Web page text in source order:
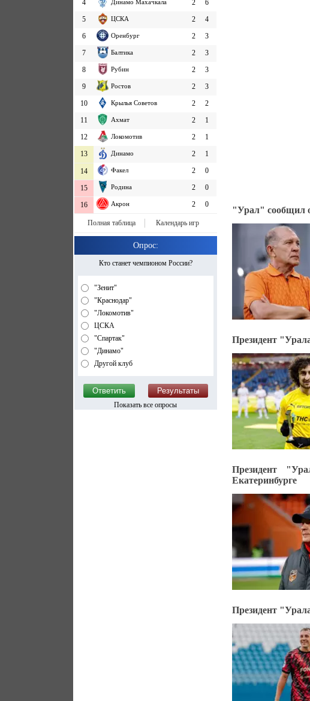
4
Динамо Махачкала 2
6
5
ЦСКА 2
4
6
Оренбург 2
3
7
Балтика 2
3
8
Рубин 2
3
9
Ростов 2
3
10
Крылья Советов 2
2
11
Ахмат 2
1
12
Локомотив 2
1
13
Динамо 2 1
14 Факел 2 0
15 Родина 2 0
16 Акрон 2 0
Полная таблица Календарь игр
Опрос:
Кто станет чемпионом России?
"Зенит"
"Краснодар"
"Локомотив"
ЦСКА
"Спартак"
"Динамо"
Другой клуб
Показать все опросы
"Урал" сообщил
Президент
Президент
Екатеринбурге
Президент